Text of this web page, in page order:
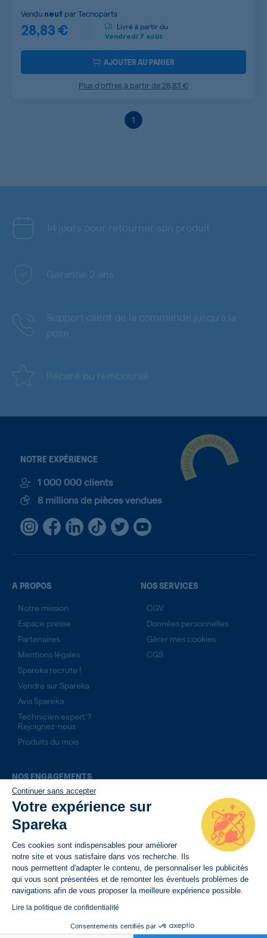
Continuer sans accepter
Votre expérience sur
Spareka
Ces cookies sont indispensables pour améliorer
notre site et vous satisfaire dans vos recherche. Ils
nous permettent d'adapter le contenu, de personnaliser les publicités
qui vous sont présentées et de remonter les éventuels problèmes de
navigations afin de vous proposer la meilleure expérience possible.
Lire la politique de confidentialité
Consentements certifiés par
28,83 €
Vendu neuf parTecnoparts
Livré à partir du
Vendredi 7 août
AJOUTER AU PANIER
Plus d’offres à partir de 28,83 €
1
14 jours pour retourner son produit
Garantie 2 ans
Support client de la commande jusqu'à la
pose
Réparé ou remboursé
NOTRE EXPÉRIENCE
1 000 000 clients
8 millions de pièces vendues
A PROPOS
Notre mission
Espace presse
Partenaires
Mentions légales
Spareka recrute !
Vendre sur Spareka
Avis Spareka
Technicien expert ?
Rejoignez-nous
Produits du mois
NOS SERVICES
CGV
Données personnelles
Gérer mes cookies
CGS
NOS ENGAGEMENTS
14 jours pour retourner son produit
Livraison rapide avec suivi de commande
Paiement sécurisé
BESOIN D’AIDE